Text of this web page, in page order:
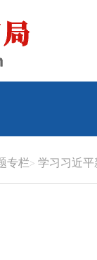
专栏 学习习近